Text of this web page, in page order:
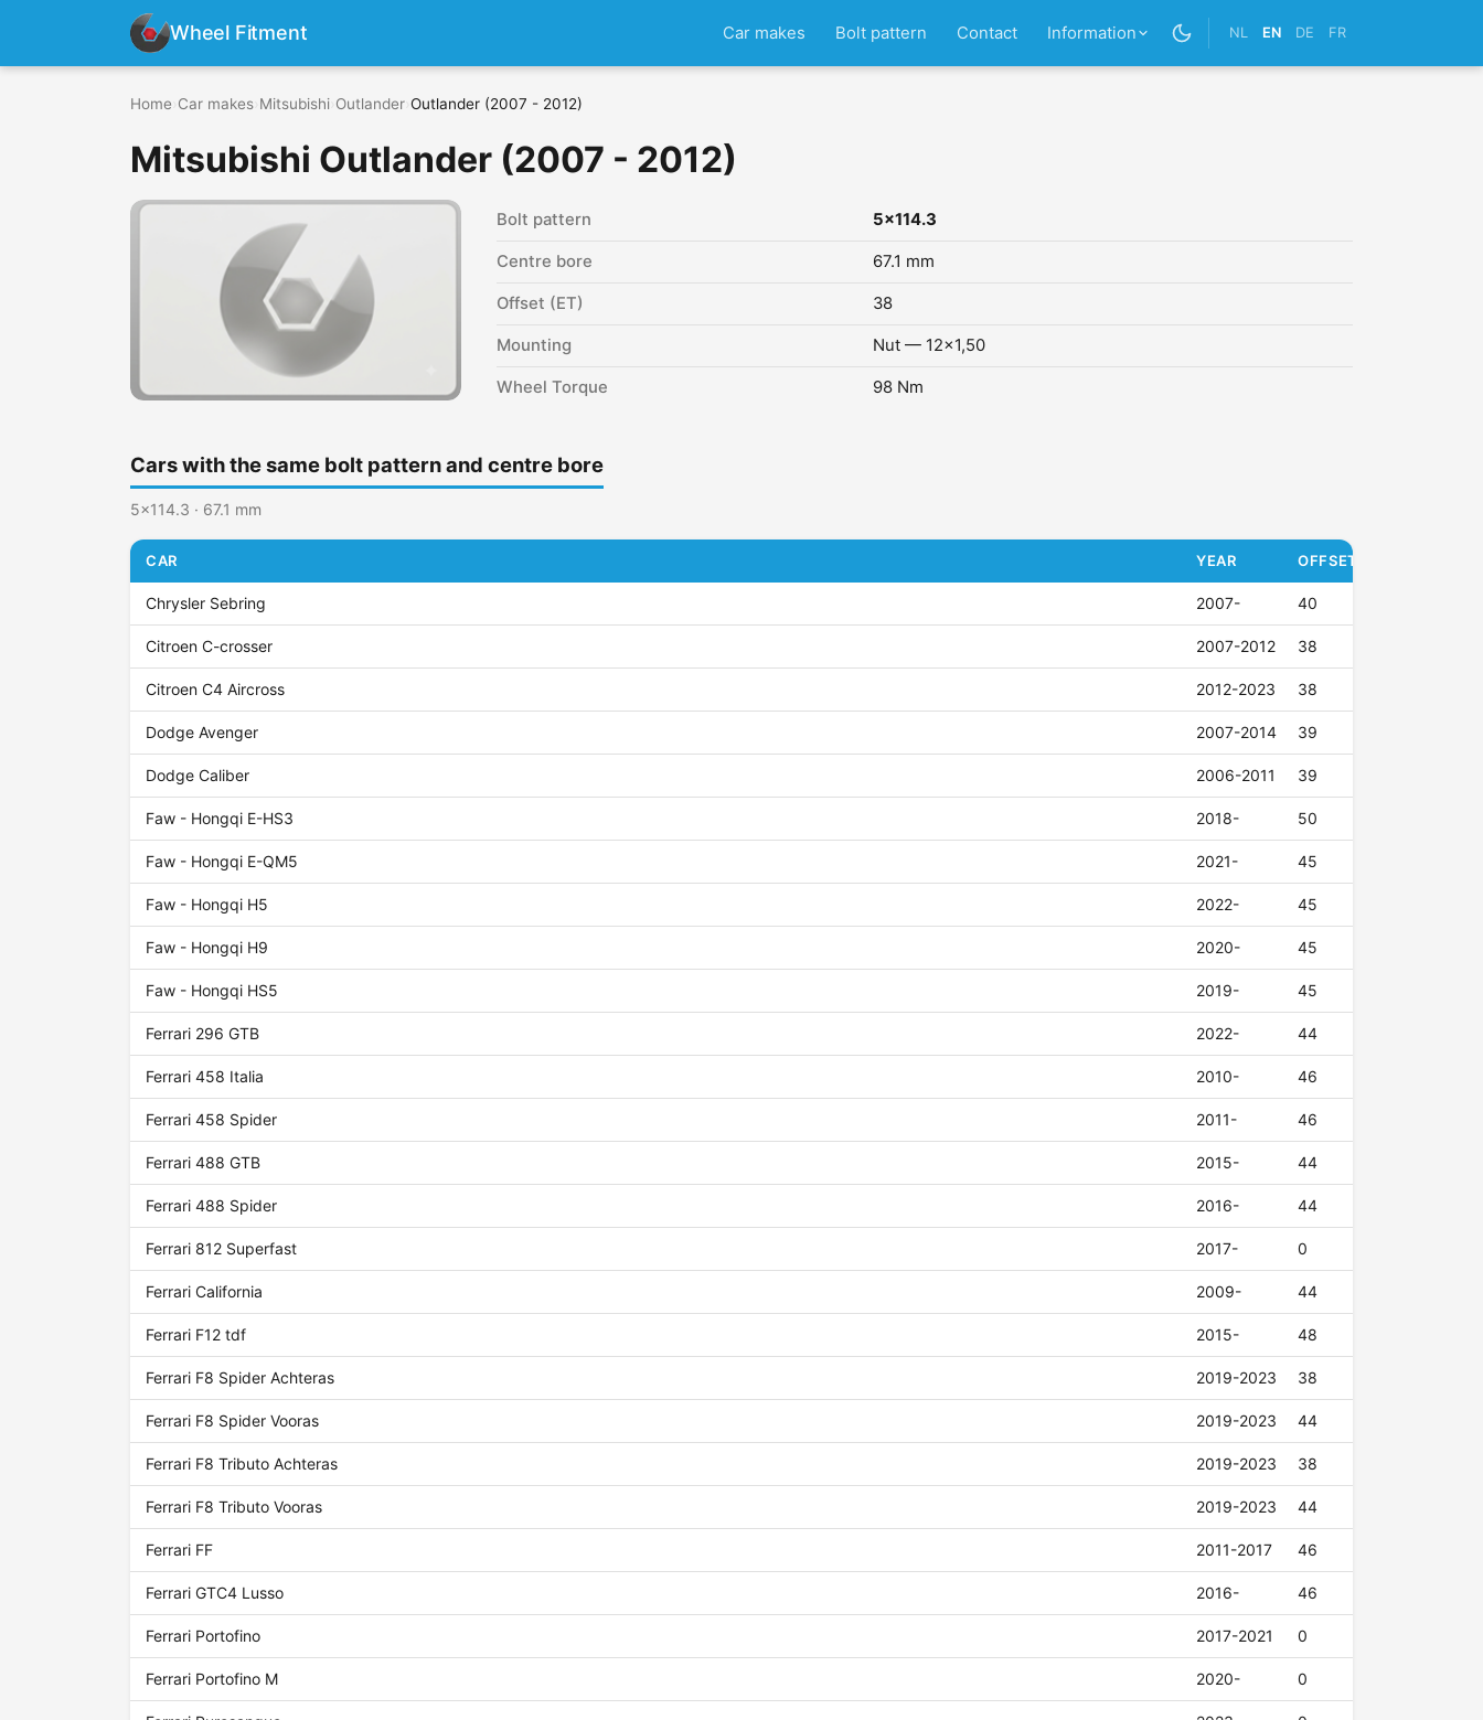
Wheel Fitment Car makes Bolt pattern Contact Information NL EN DE FR
Home Car makes Mitsubishi Outlander Outlander (2007 - 2012)
Mitsubishi Outlander (2007 - 2012)
Bolt pattern 5x114.3
Centre bore 67.1 mm
Offset (ET) 38
Mounting Nut — 12x1,50
Wheel Torque 98 Nm
Cars with the same bolt pattern and centre bore
5x114.3 · 67.1 mm
CAR YEAR OFFSET (ET)
Chrysler Sebring 2007- 40
Citroen C-crosser 2007-2012 38
Citroen C4 Aircross 2012-2023 38
Dodge Avenger 2007-2014 39
Dodge Caliber 2006-2011 39
Faw - Hongqi E-HS3 2018- 50
Faw - Hongqi E-QM5 2021- 45
Faw - Hongqi H5 2022- 45
Faw - Hongqi H9 2020- 45
Faw - Hongqi HS5 2019- 45
Ferrari 296 GTB 2022- 44
Ferrari 458 Italia 2010- 46
Ferrari 458 Spider 2011- 46
Ferrari 488 GTB 2015- 44
Ferrari 488 Spider 2016- 44
Ferrari 812 Superfast 2017- 0
Ferrari California 2009- 44
Ferrari F12 tdf 2015- 48
Ferrari F8 Spider Achteras 2019-2023 38
Ferrari F8 Spider Vooras 2019-2023 44
Ferrari F8 Tributo Achteras 2019-2023 38
Ferrari F8 Tributo Vooras 2019-2023 44
Ferrari FF 2011-2017 46
Ferrari GTC4 Lusso 2016- 46
Ferrari Portofino 2017-2021 0
Ferrari Portofino M 2020- 0